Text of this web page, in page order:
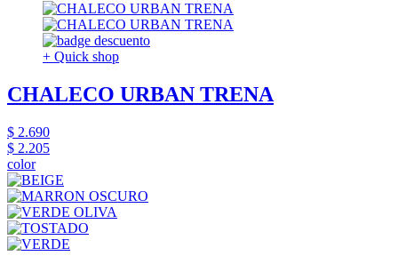
+ Quick shop
CHALECO URBAN TRENA
$ 2.690
$ 2.205
color